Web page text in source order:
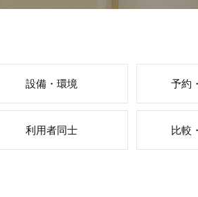
設備・環境 予約
利用者同士 比較